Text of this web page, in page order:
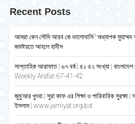
Recent Posts
আমরা কেন সৌদি আরব কে ভালোবাসি? অধ্যাপক মুহাম্মদ
জমঈয়তে আহলে হাদীস
সাপ্তাহিক আরাফাত | ৬৭ বর্ষ | ৪১-৪২ সংখ্যা |
Weekly Arafat-67-41-42
জুমু’আর খুৎবা | সুরা কাফ এর শিক্ষা ও পারিবারিক সুরক্ষা
ইসলাম | www.jamiyat.org.bd